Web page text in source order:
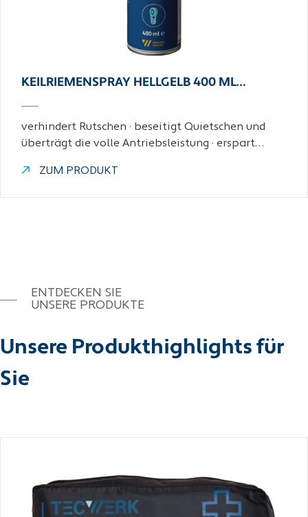
KEILRIEMENSPRAY HELLGELB 400 ML…
verhindert Rutschen · beseitigt Quietschen und
überträgt die volle Antriebsleistung · erspart…
ZUM PRODUKT
ENTDECKEN SIE
UNSERE PRODUKTE
Unsere Produkthighlights für
Sie